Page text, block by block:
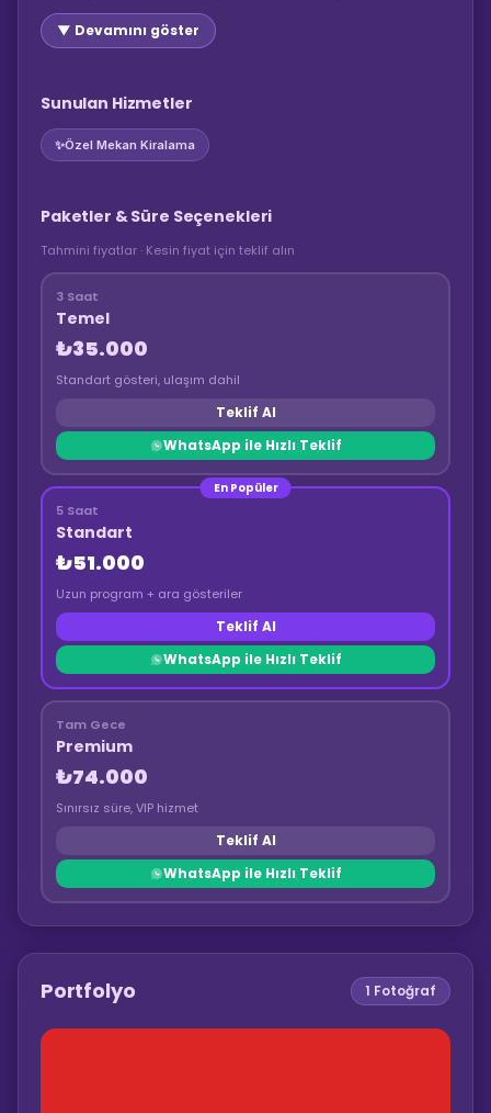
▼ Devamını göster
Sunulan Hizmetler
✨Özel Mekan Kiralama
Paketler & Süre Seçenekleri
Tahmini fiyatlar · Kesin fiyat için teklif alın
3 Saat
Temel
₺35.000
Standart gösteri, ulaşım dahil
Teklif Al
WhatsApp ile Hızlı Teklif
En Popüler
5 Saat
Standart
₺51.000
Uzun program + ara gösteriler
Teklif Al
WhatsApp ile Hızlı Teklif
Tam Gece
Premium
₺74.000
Sınırsız süre, VIP hizmet
Teklif Al
WhatsApp ile Hızlı Teklif
Portfolyo 1 Fotoğraf